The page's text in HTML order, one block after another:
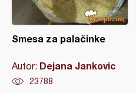
Smesa za palačinke
Autor: Dejana Jankovic
23788